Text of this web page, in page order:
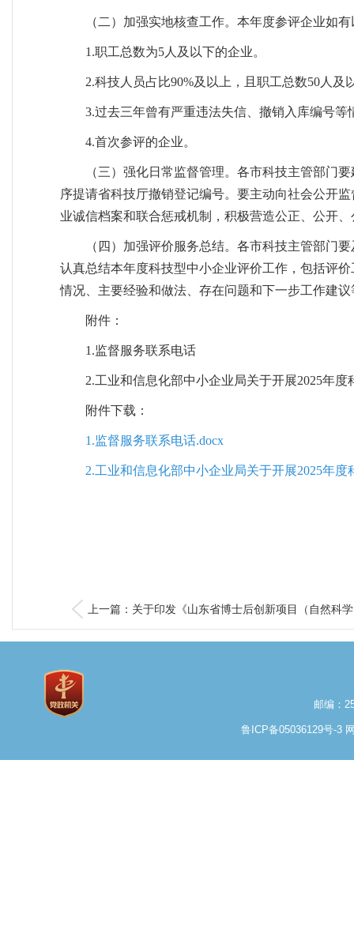
（二）加强实地核查工作。本年度参评企业如
1.职工总数为5人及以下的企业。
2.科技人员占比90%及以上，且职工总数50人及
3.过去三年曾有严重违法失信、撤销入库编号等
4.首次参评的企业。
（三）强化日常监督管理。各市科技主管部门
序提请省科技厅撤销登记编号。要主动向社会公开
业诚信档案和联合惩戒机制，积极营造公正、公开
（四）加强评价服务总结。各市科技主管部门
认真总结本年度科技型中小企业评价工作，包括评
情况、主要经验和做法、存在问题和下一步工作建
附件：
1.监督服务联系电话
2.工业和信息化部中小企业局关于开展2025年
附件下载：
1.监督服务联系电话.docx
2.工业和信息化部中小企业局关于开展2025年
上一篇：关于印发《山东省博士后创新项目（自然科
邮编：
鲁ICP备05036129号-3